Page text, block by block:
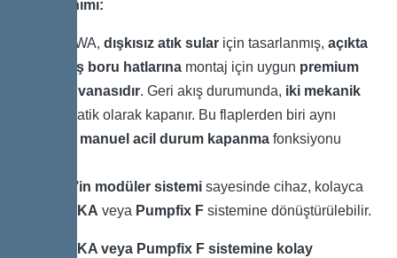
Ürün Tanımı:
Staufix SWA, dışkısız atık sular için tasarlanmış, açıkta
döşenmiş boru hatlarına montaj için uygun premium
geri akış vanasıdır. Geri akış durumunda, iki mekanik
otomatik olarak kapanır. Bu flaplerden biri aynı
manuel acil durum kapanma fonksiyonu
KESSEL’in modüler sistemi sayesinde cihaz, kolayca
Staufix FKA veya Pumpfix F sistemine dönüştürülebilir.
Staufix FKA veya Pumpfix F sistemine kolay